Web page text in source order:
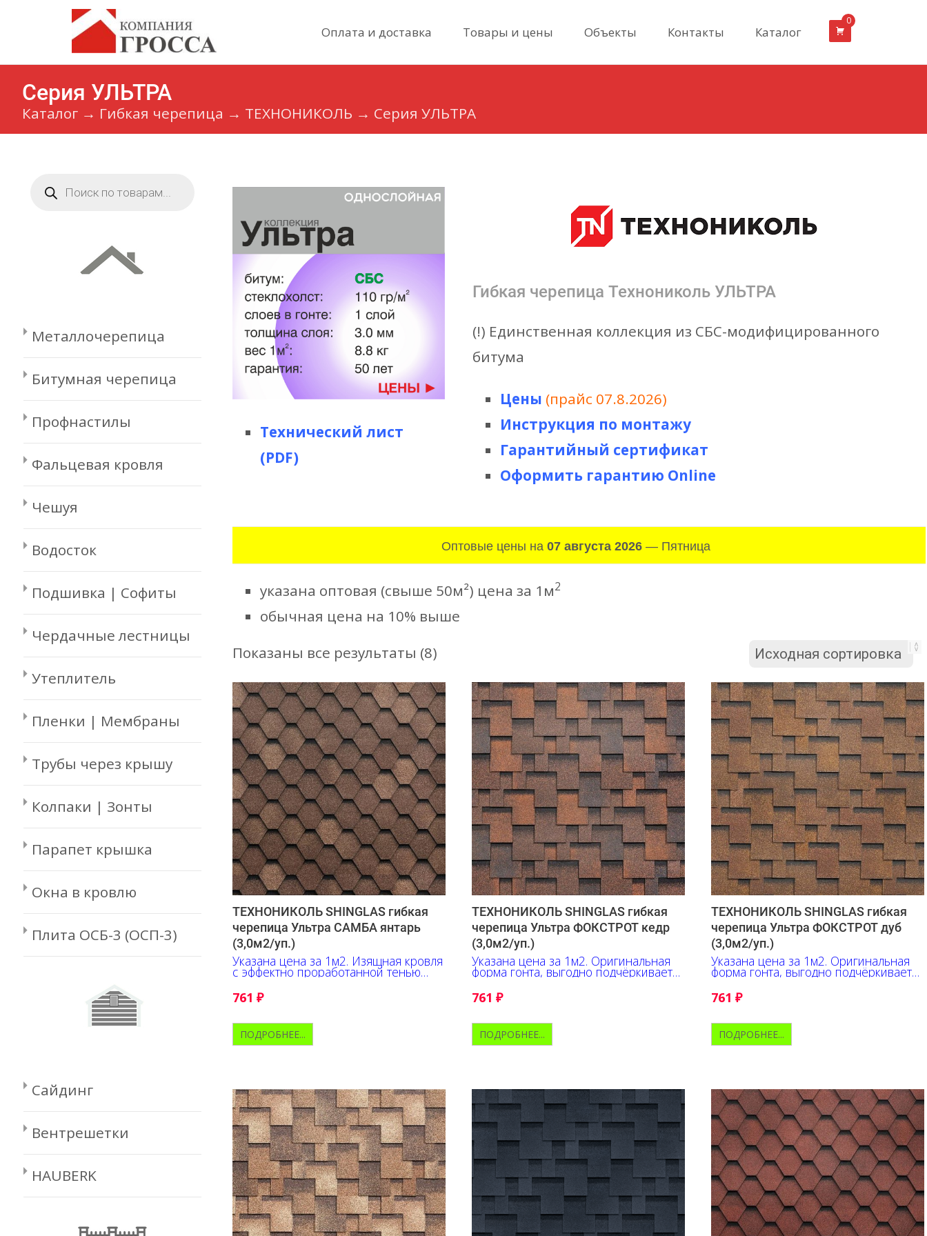
content
Оплата и доставка Товары и цены Объекты Контакты Каталог
0
Cерия УЛЬТРА
Каталог → Гибкая черепица → ТЕХНОНИКОЛЬ → Cерия УЛЬТРА
Технический лист
(PDF)
Гибкая черепица Технониколь УЛЬТРА
(!) Единственная коллекция из СБС-модифицированного
битума
Цены (прайс 07.8.2026)
Инструкция по монтажу
Гарантийный сертификат
Оформить гарантию Online
Оптовые цены на 07 августа 2026— Пятница
указана оптовая (свыше 50м²) цена за 1м2
обычная цена на 10% выше
Показаны все результаты (8)
ТЕХНОНИКОЛЬ SHINGLAS гибкая
черепица Ультра САМБА янтарь
(3,0м2/уп.)
Указана цена за 1м2. Изящная кровля
с эффектно проработанной тенью
подчеркнёт неповторимый облик
любого здания.
761 ₽
ПОДРОБНЕЕ...
ТЕХНОНИКОЛЬ SHINGLAS гибкая
черепица Ультра ФОКСТРОТ кедр
(3,0м2/уп.)
Указана цена за 1м2. Оригинальная
форма гонта, выгодно подчёркивает
глубину оттенков, их переливы и
контрастные акценты.
761₽
ПОДРОБНЕЕ...
ТЕХНОНИКОЛЬ SHINGLAS гибкая
черепица Ультра ФОКСТРОТ дуб
(3,0м2/уп.)
Указана цена за 1м2. Оригинальная
форма гонта, выгодно подчёркивает
глубину оттенков, их переливы и
контрастные акценты.
761₽
ПОДРОБНЕЕ...
товаров
Металлочерепица
Битумная черепица
Профнастилы
Фальцевая кровля
Чешуя
Водосток
Подшивка | Софиты
Чердачные лестницы
Утеплитель
Пленки | Мембраны
Трубы через крышу
Колпаки | Зонты
Парапет крышка
Окна в кровлю
Плита ОСБ-3 (ОСП-3)
Сайдинг
Вентрешетки
HAUBERK